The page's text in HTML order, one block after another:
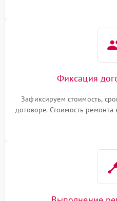
Фиксация
Зафиксируем стоимость,
договоре. Стоимость ремонта